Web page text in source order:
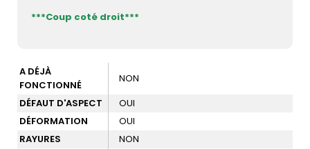
***Coup coté droit***
A DÉJÀ
FONCTIONNÉ
NON
DÉFAUT D'ASPECT
OUI
DÉFORMATION
OUI
RAYURES
NON